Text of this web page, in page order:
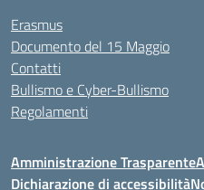
Erasmus
Documento del 15 Maggio
Contatti
Bullismo e Cyber-Bullismo
Regolamenti
Amministrazione Trasparente
Dichiarazione di accessibilità